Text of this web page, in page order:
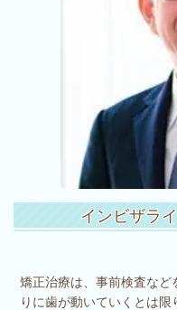
インビザラ
矯正治療は、事前検査など
りに歯が動いていくとは